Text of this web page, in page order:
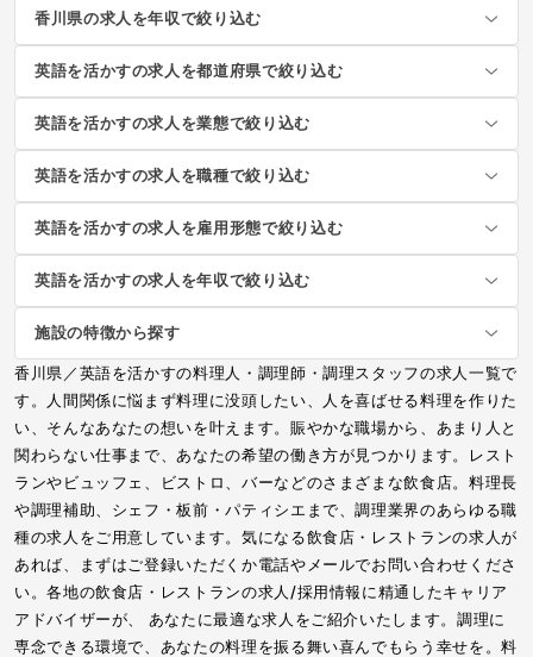
香川県の求人を年収で絞り込む
英語を活かすの求人を都道府県で絞り込む
英語を活かすの求人を業態で絞り込む
英語を活かすの求人を職種で絞り込む
英語を活かすの求人を雇用形態で絞り込む
英語を活かすの求人を年収で絞り込む
施設の特徴から探す
香川県／英語を活かすの料理人・調理師・調理スタッフの求人一覧で
す。人間関係に悩まず料理に没頭したい、人を喜ばせる料理を作りた
い、そんなあなたの想いを叶えます。賑やかな職場から、あまり人と
関わらない仕事まで、あなたの希望の働き方が見つかります。レスト
ランやビュッフェ、ビストロ、バーなどのさまざまな飲食店。料理長
や調理補助、シェフ・板前・パティシエまで、調理業界のあらゆる職
種の求人をご用意しています。気になる飲食店・レストランの求人が
あれば、まずはご登録いただくか電話やメールでお問い合わせくださ
い。各地の飲食店・レストランの求人/採用情報に精通したキャリア
アドバイザーが、 あなたに最適な求人をご紹介いたします。調理に
専念できる環境で、あなたの料理を振る舞い喜んでもらう幸せを。料